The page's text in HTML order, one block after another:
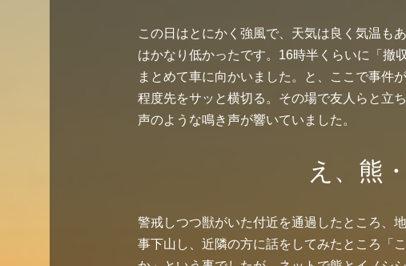
この日はとにかく強風で、天気は良く気温も
はかなり低かったです。16時半くらいに「撤
まとめて車に向かいました。と、ここで事件が
程度先をサッと横切る。その場で友人らと立
声のような鳴き声が響いていました。
え、熊
警戒しつつ獣がいた付近を通過したところ、
事下山し、近隣の方に話をしてみたところ「